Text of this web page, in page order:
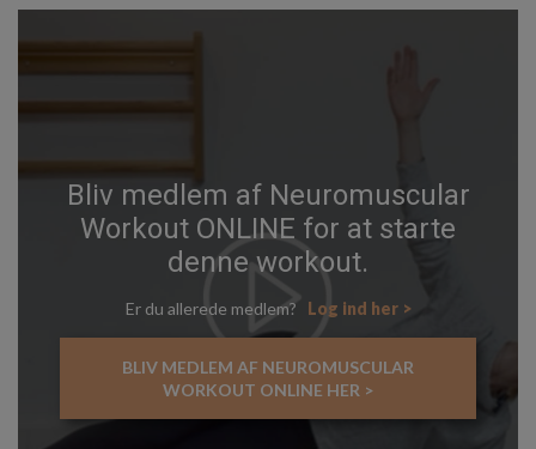
Bliv medlem af Neuromuscular
Workout ONLINE for at starte
denne workout.
Er du allerede medlem? Log ind her >
BLIV MEDLEM AF NEUROMUSCULAR
WORKOUT ONLINE HER >